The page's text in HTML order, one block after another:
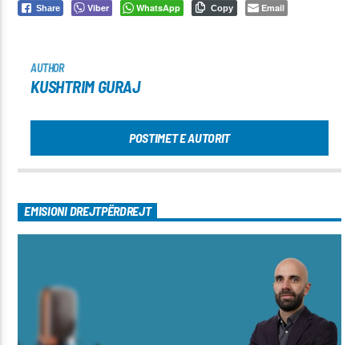
Share Viber WhatsApp Copy Email
AUTHOR
KUSHTRIM GURAJ
POSTIMET E AUTORIT
EMISIONI DREJTPËRDREJT